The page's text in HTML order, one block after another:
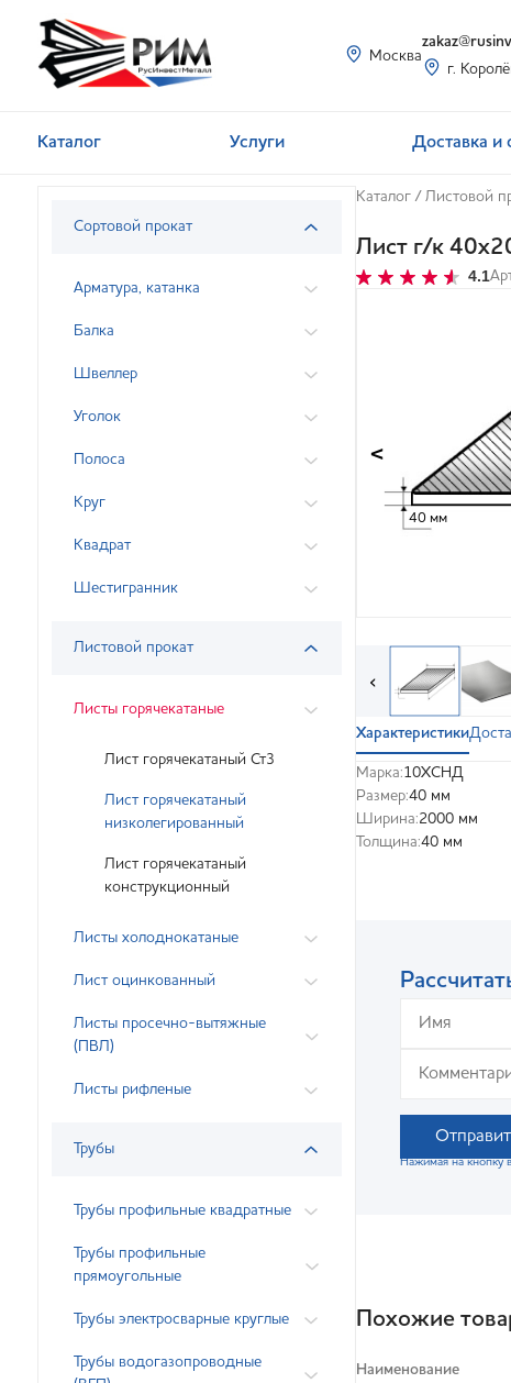
Москва
г.
Каталог Услуги Доставка и
Сортовой прокат
Арматура, катанка
Балка
Швеллер
Уголок
Полоса
Круг
Квадрат
Шестигранник
Листовой прокат
Листы горячекатаные
Лист горячекатаный Ст3
Лист горячекатаный
низколегированный
Лист горячекатаный
конструкционный
Листы холоднокатаные
Лист оцинкованный
Листы просечно-вытяжные
(ПВЛ)
Листы рифленые
Трубы
Трубы профильные квадратные
Трубы профильные
прямоугольные
Трубы электросварные круглые
Трубы водогазопроводные
Каталог / Листовой
Лист г/к
4.1
40 мм
<
‹
Характеристики
Марка:10ХСНД
Размер:40 мм
Ширина:2000 мм
Толщина:40 мм
Нажимая на кнопку
Похожие
Наименование